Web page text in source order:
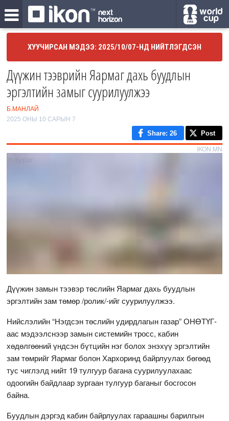
ХУУЧИРСАН МЭДЭЭ: 2025/10/07-НД НИЙТЛЭГДСЭН
Дүүжин тээврийн Яармаг дахь буудлын
эргэлтийн замыг суурилуулжээ
Б.МАНЛАЙ
2025 ОНЫ 10 САРЫН 7
Share: 26 Post
IKON.MN
Дүүжин замын тээвэр төслийн Яармаг дахь буудлын
эргэлтийн зам төмөр /ролик/-ийг суурилуулжээ.
Нийслэлийн “Нэгдсэн төслийн удирдлагын газар” ОНӨТҮГ-
аас мэдээлснээр замын системийн тросс, кабин
хөдөлгөөний үндсэн бүтцийн нэг болох энэхүү эргэлтийн
зам төмрийг Яармаг болон Хархоринд байрлуулах бөгөөд
тус чиглэлд нийт 19 тулгуур багана суурилуулахаас
одоогийн байдлаар зургаан тулгуур баганыг босгосон
байна.
Буудлын дэргэд кабин байрлуулах гараашны барилгын